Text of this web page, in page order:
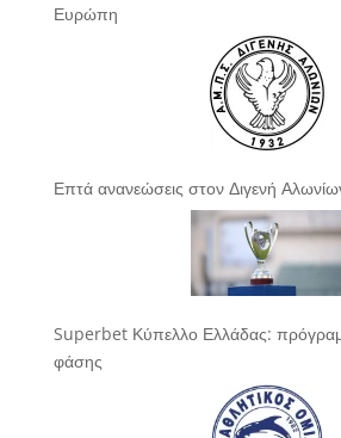
Ευρώπη
Επτά ανανεώσεις στον Διγενή
Superbet Κύπελλο Ελλάδας:
φάσης